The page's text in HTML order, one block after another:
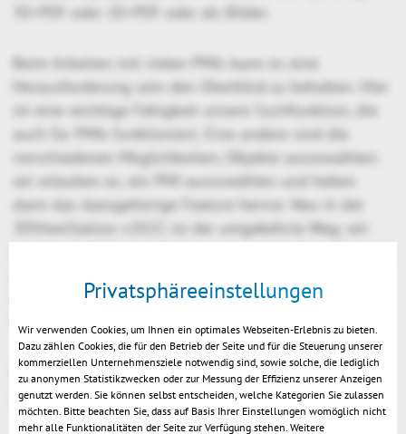
3D-PDF oder 2D-PDF oder als Bilder.
Beim Arbeiten mit vielen PMIs kann es eine
Herausforderung sein den Überblick zu behalten. Hier
ist eine wichtige Fähigkeit unsere Suchfunktion, die
auch für PMIs funktioniert. Eine andere sind die
verschiedenen Möglichkeiten, Objekte auszuwählen:
wir erlauben es, ein PMI auszuwählen und heben
dann das dazugehörige Feature hervor. Neu in der
3DViewStation v2021 ist der umgekehrte Weg: wir
Ebenfalls neu ist die Möglichkeit, anschließend das
Feature plus zugehörige PMIs zu isolieren.
Hier finden Sie ein paar Eindrücke zum Thema PMI
durch Feature-Auswahl:
Privatsphäreeinstellungen
Wir verwenden Cookies, um Ihnen ein optimales Webseiten-Erlebnis zu bieten.
Dazu zählen Cookies, die für den Betrieb der Seite und für die Steuerung unserer
kommerziellen Unternehmensziele notwendig sind, sowie solche, die lediglich
zu anonymen Statistikzwecken oder zur Messung der Effizienz unserer Anzeigen
genutzt werden. Sie können selbst entscheiden, welche Kategorien Sie zulassen
möchten. Bitte beachten Sie, dass auf Basis Ihrer Einstellungen womöglich nicht
mehr alle Funktionalitäten der Seite zur Verfügung stehen. Weitere